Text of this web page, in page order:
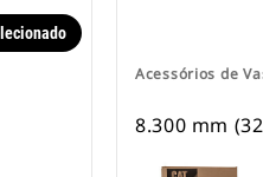
Acessórios de
8.300 mm